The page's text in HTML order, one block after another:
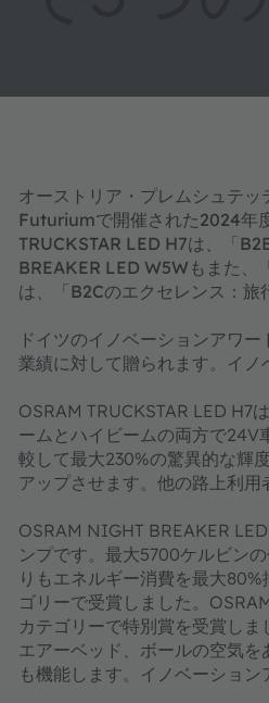
オーストリア・プレムシュテ
Futuriumで開催された2024年
TRUCKSTAR LED H7は、「
BREAKER LED W5Wもまた
は、「B2Cのエクセレンス：旅
ドイツのイノベーションアワ
業績に対して贈られます。イノ
OSRAM TRUCKSTAR LED H7
ームとハイビームの両方で24V
較して最大230%の驚異的な輝
アップさせます。他の路上利用
OSRAM NIGHT BREAKER
ンプです。最大5700ケルビン
りもエネルギー消費を最大
ゴリーで受賞しました。
カテゴリーで特別賞を受賞し
エアーベッド、ボールの空気
も機能します。イノベーショ